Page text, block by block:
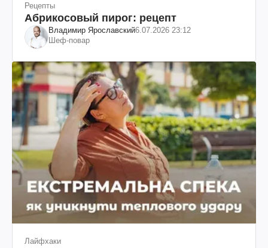
Рецепты
Абрикосовый пирог: рецепт
Владимир Ярославский6.07.2026 23:12
Шеф-повар
Лайфхаки